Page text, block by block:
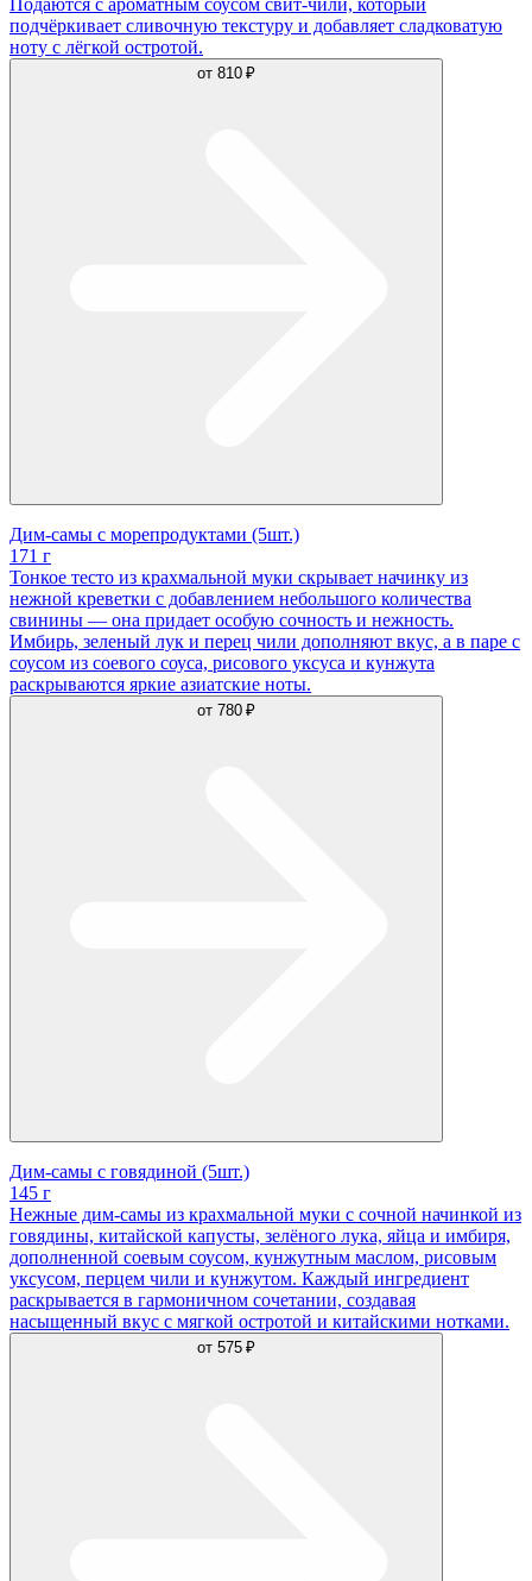
подчёркивает сливочную текстуру и добавляет сладковатую
ноту с лёгкой остротой.
от 810 ₽
Дим-самы с морепродуктами (5шт.)
171 г
Тонкое тесто из крахмальной муки скрывает начинку из
нежной креветки с добавлением небольшого количества
свинины — она придает особую сочность и нежность.
Имбирь, зеленый лук и перец чили дополняют вкус, а в паре с
соусом из соевого соуса, рисового уксуса и кунжута
раскрываются яркие азиатские ноты.
от 780 ₽
Дим-самы с говядиной (5шт.)
145 г
Нежные дим-самы из крахмальной муки с сочной начинкой из
говядины, китайской капусты, зелёного лука, яйца и имбиря,
дополненной соевым соусом, кунжутным маслом, рисовым
уксусом, перцем чили и кунжутом. Каждый ингредиент
раскрывается в гармоничном сочетании, создавая
насыщенный вкус с мягкой остротой и китайскими нотками.
от 575 ₽